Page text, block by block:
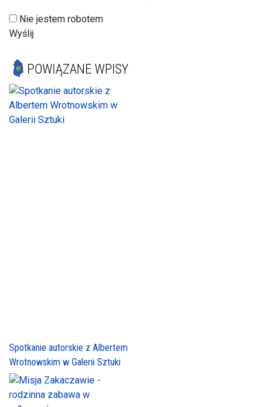
Nie jestem robotem
Wyślij
POWIĄZANE WPISY
Spotkanie autorskie z Albertem
Wrotnowskim w Galerii Sztuki